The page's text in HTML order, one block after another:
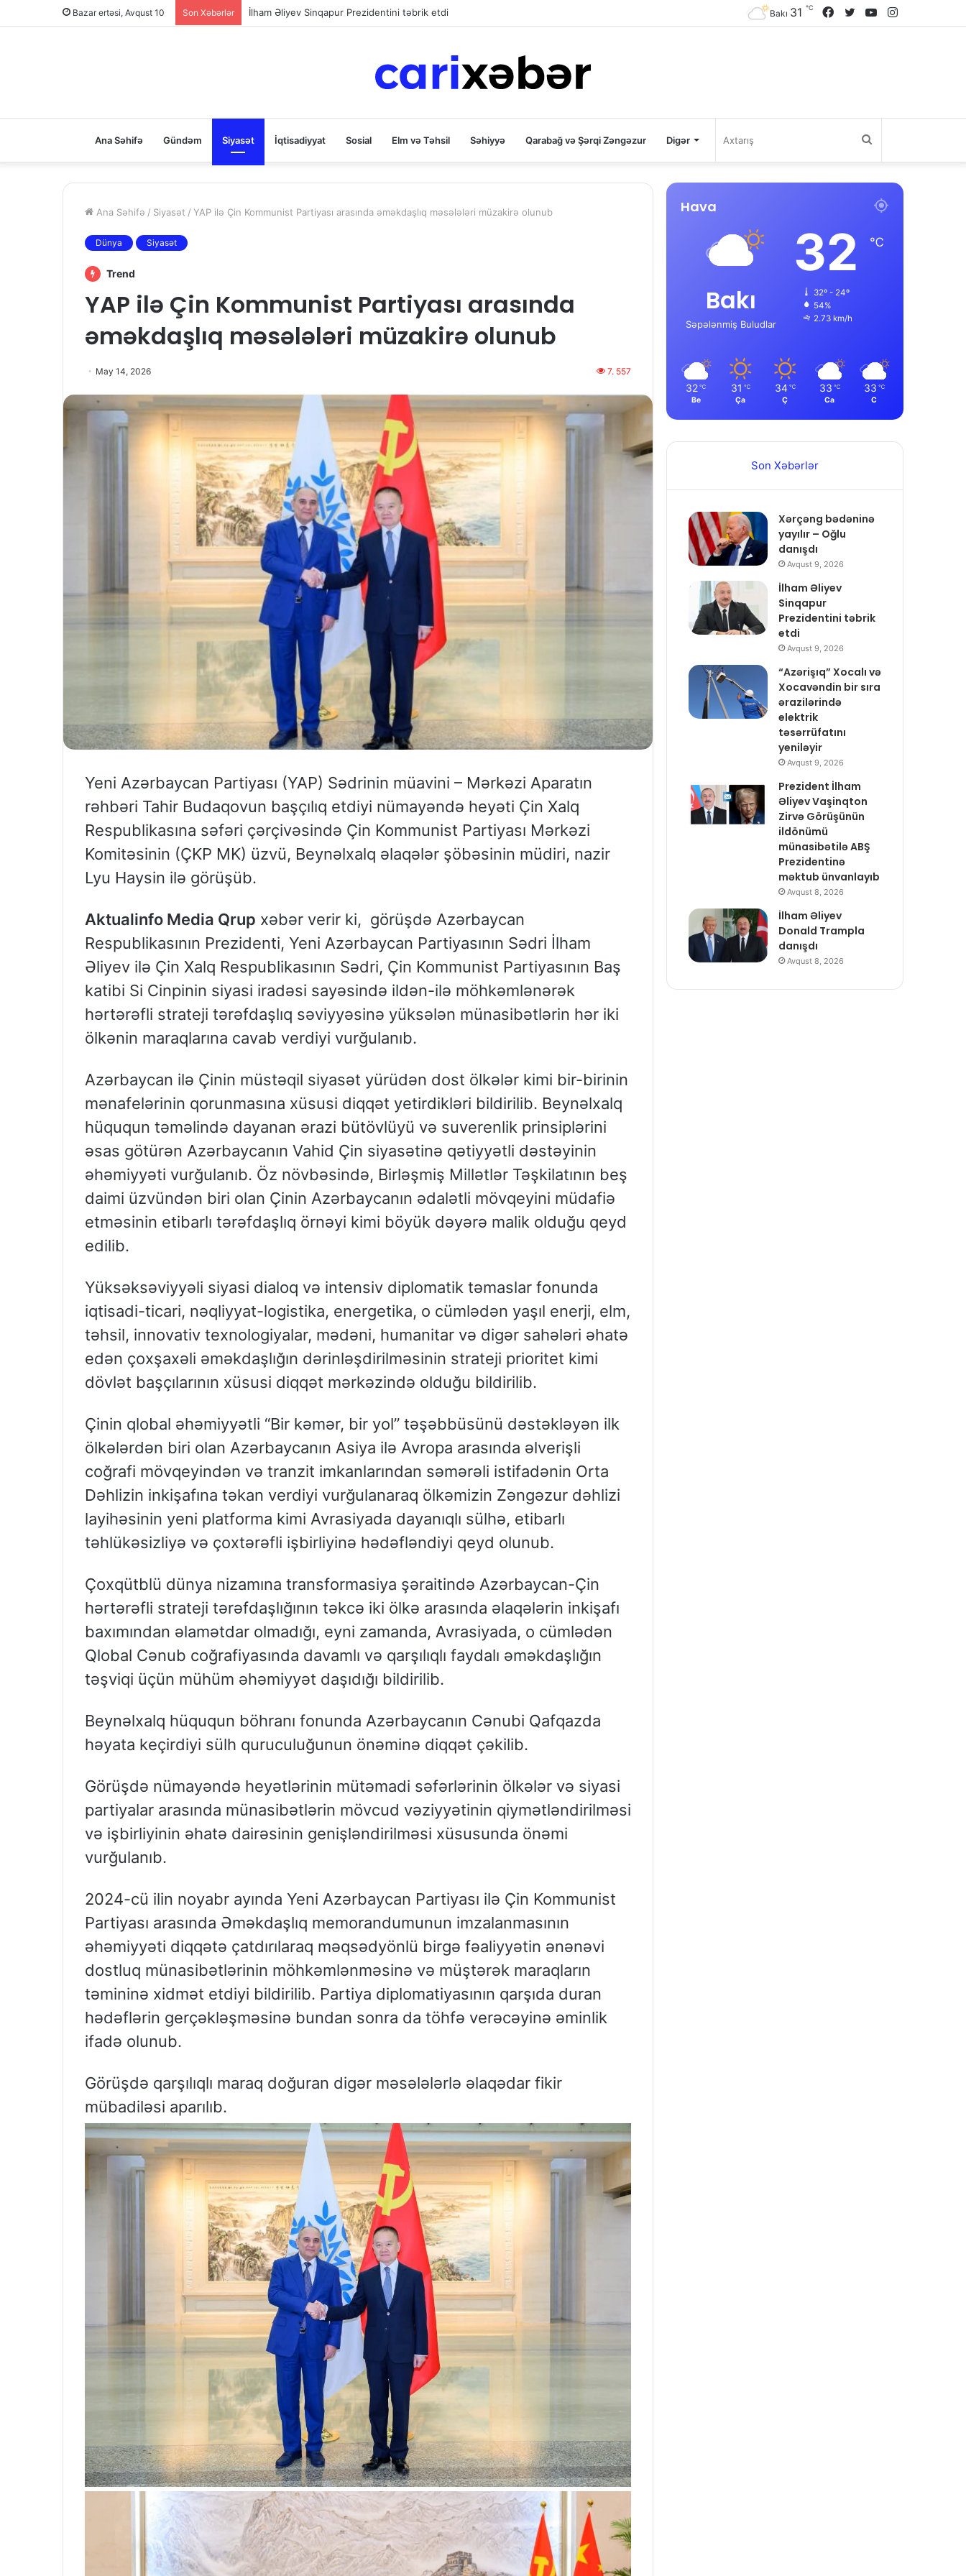
Bazar ertəsi, Avqust 10 Son Xəbərlər “Azərişıq” Xocalı və Xocavəndin bir sıra ərazilərində elektrik təsərrüfatını yeniləyir YouTube
Twitter
Facebook
Bakı 31 ℃
Ana Səhifə Gündəm Siyasət İqtisadiyyat Sosial Elm və Təhsil Səhiyyə Qarabağ və Şərqi Zəngəzur Digər Axtarış
Ana Səhifə / Siyasət / YAP ilə Çin Kommunist Partiyası arasında əməkdaşlıq məsələləri müzakirə olunub
Dünya Siyasət
Trend
YAP ilə Çin Kommunist Partiyası arasında
əməkdaşlıq məsələləri müzakirə olunub
May 14, 2026 7. 557
Yeni Azərbaycan Partiyası (YAP) Sədrinin müavini – Mərkəzi Aparatın
rəhbəri Tahir Budaqovun başçılıq etdiyi nümayəndə heyəti Çin Xalq
Respublikasına səfəri çərçivəsində Çin Kommunist Partiyası Mərkəzi
Komitəsinin (ÇKP MK) üzvü, Beynəlxalq əlaqələr şöbəsinin müdiri, nazir
Lyu Haysin ilə görüşüb.
Aktualinfo Media Qrup xəbər verir ki, görüşdə Azərbaycan
Respublikasının Prezidenti, Yeni Azərbaycan Partiyasının Sədri İlham
Əliyev ilə Çin Xalq Respublikasının Sədri, Çin Kommunist Partiyasının Baş
katibi Si Cinpinin siyasi iradəsi sayəsində ildən-ilə möhkəmlənərək
hərtərəfli strateji tərəfdaşlıq səviyyəsinə yüksələn münasibətlərin hər iki
ölkənin maraqlarına cavab verdiyi vurğulanıb.
Azərbaycan ilə Çinin müstəqil siyasət yürüdən dost ölkələr kimi bir-birinin
mənafelərinin qorunmasına xüsusi diqqət yetirdikləri bildirilib. Beynəlxalq
hüququn təməlində dayanan ərazi bütövlüyü və suverenlik prinsiplərini
əsas götürən Azərbaycanın Vahid Çin siyasətinə qətiyyətli dəstəyinin
əhəmiyyəti vurğulanıb. Öz növbəsində, Birləşmiş Millətlər Təşkilatının beş
daimi üzvündən biri olan Çinin Azərbaycanın ədalətli mövqeyini müdafiə
etməsinin etibarlı tərəfdaşlıq örnəyi kimi böyük dəyərə malik olduğu qeyd
edilib.
Yüksəksəviyyəli siyasi dialoq və intensiv diplomatik təmaslar fonunda
iqtisadi-ticari, nəqliyyat-logistika, energetika, o cümlədən yaşıl enerji, elm,
təhsil, innovativ texnologiyalar, mədəni, humanitar və digər sahələri əhatə
edən çoxşaxəli əməkdaşlığın dərinləşdirilməsinin strateji prioritet kimi
dövlət başçılarının xüsusi diqqət mərkəzində olduğu bildirilib.
Çinin qlobal əhəmiyyətli “Bir kəmər, bir yol” təşəbbüsünü dəstəkləyən ilk
ölkələrdən biri olan Azərbaycanın Asiya ilə Avropa arasında əlverişli
coğrafi mövqeyindən və tranzit imkanlarından səmərəli istifadənin Orta
Dəhlizin inkişafına təkan verdiyi vurğulanaraq ölkəmizin Zəngəzur dəhlizi
layihəsinin yeni platforma kimi Avrasiyada dayanıqlı sülhə, etibarlı
təhlükəsizliyə və çoxtərəfli işbirliyinə hədəfləndiyi qeyd olunub.
Çoxqütblü dünya nizamına transformasiya şəraitində Azərbaycan-Çin
hərtərəfli strateji tərəfdaşlığının təkcə iki ölkə arasında əlaqələrin inkişafı
baxımından əlamətdar olmadığı, eyni zamanda, Avrasiyada, o cümlədən
Qlobal Cənub coğrafiyasında davamlı və qarşılıqlı faydalı əməkdaşlığın
təşviqi üçün mühüm əhəmiyyət daşıdığı bildirilib.
Beynəlxalq hüququn böhranı fonunda Azərbaycanın Cənubi Qafqazda
həyata keçirdiyi sülh quruculuğunun önəminə diqqət çəkilib.
Görüşdə nümayəndə heyətlərinin mütəmadi səfərlərinin ölkələr və siyasi
partiyalar arasında münasibətlərin mövcud vəziyyətinin qiymətləndirilməsi
və işbirliyinin əhatə dairəsinin genişləndirilməsi xüsusunda önəmi
vurğulanıb.
2024-cü ilin noyabr ayında Yeni Azərbaycan Partiyası ilə Çin Kommunist
Partiyası arasında Əməkdaşlıq memorandumunun imzalanmasının
əhəmiyyəti diqqətə çatdırılaraq məqsədyönlü birgə fəaliyyətin ənənəvi
dostluq münasibətlərinin möhkəmlənməsinə və müştərək maraqların
təmininə xidmət etdiyi bildirilib. Partiya diplomatiyasının qarşıda duran
hədəflərin gerçəkləşməsinə bundan sonra da töhfə verəcəyinə əminlik
ifadə olunub.
Görüşdə qarşılıqlı maraq doğuran digər məsələlərlə əlaqədar fikir
mübadiləsi aparılıb.
Hava
Bakı
Səpələnmiş Buludlar
32 ℃
32º - 24º
54%
2.73 km/h
32 ℃
Be
31 ℃
Ça
34 ℃
Ç
33 ℃
Ca
33 ℃
C
Son Xəbərlər
Xərçəng bədəninə
yayılır – Oğlu
danışdı
Avqust 9, 2026
İlham Əliyev
Sinqapur
Prezidentini təbrik
etdi
Avqust 9, 2026
“Azərişıq” Xocalı və
Xocavəndin bir sıra
ərazilərində
elektrik
təsərrüfatını
yeniləyir
Avqust 9, 2026
Prezident İlham
Əliyev Vaşinqton
Zirvə Görüşünün
ildönümü
münasibətilə ABŞ
Prezidentinə
məktub ünvanlayıb
Avqust 8, 2026
İlham Əliyev
Donald Trampla
danışdı
Avqust 8, 2026